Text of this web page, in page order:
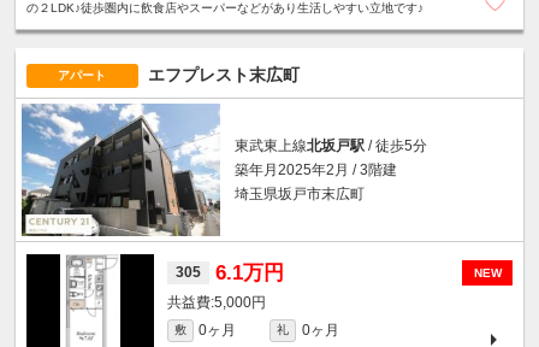
の２LDK♪徒歩圏内に飲食店やスーパーなどがあり生活しやすい立地です♪
アパート エフプレスト末広町
東武東上線北坂戸駅 / 徒歩5分
築年月2025年2月 / 3階建
埼玉県坂戸市末広町
NEW
305 6.1万円
5,000円
敷 0ヶ月 礼
0ヶ月